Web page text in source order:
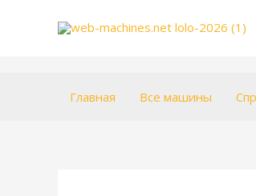
Главная Все машины